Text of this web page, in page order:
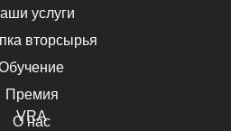
услуги
Премия
VRA
О нас
вторсырья